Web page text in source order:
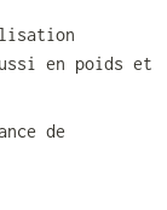
en poids et
de